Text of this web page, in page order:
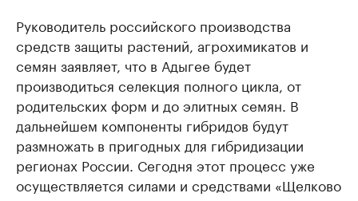
Руководитель российского производства
средств защиты растений, агрохимикатов и
семян заявляет, что в Адыгее будет
производиться селекция полного цикла, от
родительских форм и до элитных семян. В
дальнейшем компоненты гибридов будут
размножать в пригодных для гибридизации
регионах России. Сегодня этот процесс уже
осуществляется силами и средствами «Щелково